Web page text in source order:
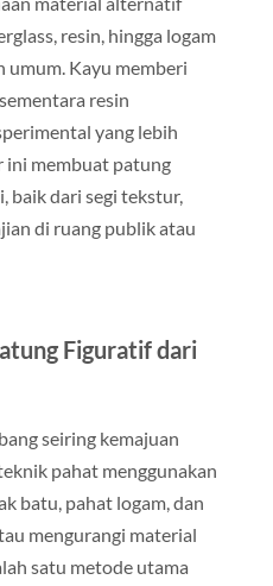
resin, hingga logam
umum. Kayu memberi
resin
yang lebih
ini membuat patung
baik dari segi tekstur,
di ruang publik atau
Figuratif dari
seiring kemajuan
pahat menggunakan
batu, pahat logam, dan
mengurangi material
satu metode utama